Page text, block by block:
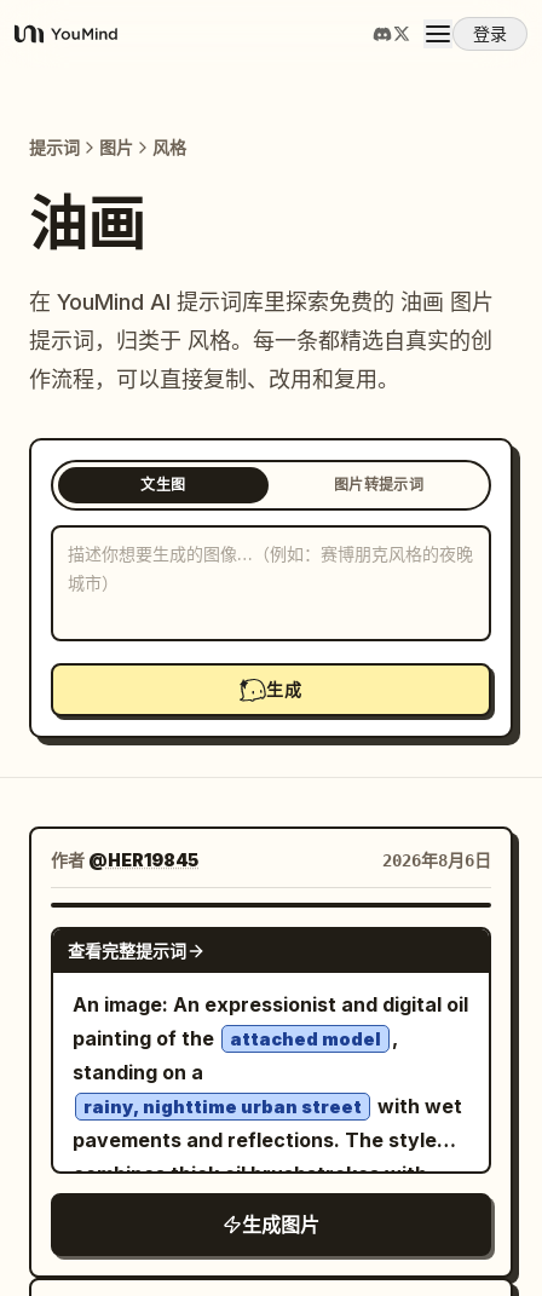
YouMind
登录
提示词
下载
提示词 图片 风格
油画
在 YouMind AI 提示词库里探索免费的 油画 图片
提示词，归类于 风格。每一条都精选自真实的创
作流程，可以直接复制、改用和复用。
文生图 图片转提示词
生成
作者 @HER19845 2026年8月6日
GPT IMAGE 2
查看完整提示词
An image: An expressionist and digital oil
painting of the
attached model
,
standing on a
rainy, nighttime urban street
with wet
pavements and reflections. The style
combines thick oil brushstrokes with
modern digital glitch effects, fractured
dripping and melting vertically from her
生成图片